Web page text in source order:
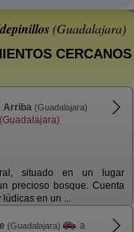
(Guadalajara)
CERCANOS
Arriba (Guadalajara)
situado en un lugar
precioso bosque. Cuenta
en un ...
(Guadalajara)
a